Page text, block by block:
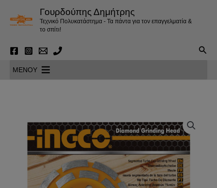
περιεχόμενο
Γουρδούπης Δημήτρης
Τεχνικό Πολυκατάστημα - Τα πάντα για τον επαγγελματία &
το σπίτι!
MENOY